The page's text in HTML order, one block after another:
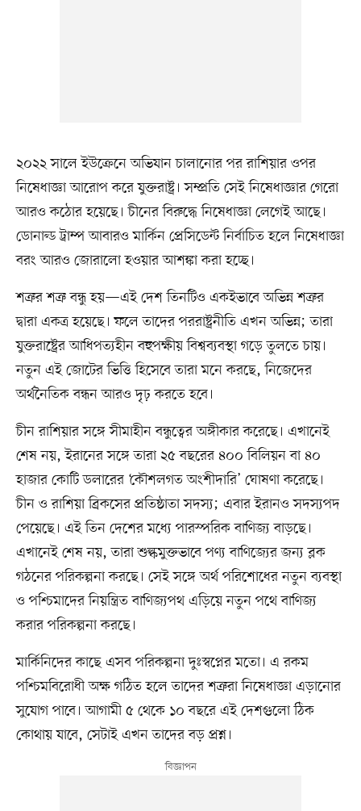
২০২২ সালে ইউক্রেনে অভিযান চালানোর পর রাশিয়ার ওপর
নিষেধাজ্ঞা আরোপ করে যুক্তরাষ্ট্র। সম্প্রতি সেই নিষেধাজ্ঞার গেরো
আরও কঠোর হয়েছে। চীনের বিরুদ্ধে নিষেধাজ্ঞা লেগেই আছে।
ডোনাল্ড ট্রাম্প আবারও মার্কিন প্রেসিডেন্ট নির্বাচিত হলে নিষেধাজ্ঞা
বরং আরও জোরালো হওয়ার আশঙ্কা করা হচ্ছে।
শত্রুর শত্রু বন্ধু হয়—এই দেশ তিনটিও একইভাবে অভিন্ন শত্রুর
দ্বারা একত্র হয়েছে। ফলে তাদের পররাষ্ট্রনীতি এখন অভিন্ন; তারা
যুক্তরাষ্ট্রের আধিপত্যহীন বহুপক্ষীয় বিশ্বব্যবস্থা গড়ে তুলতে চায়।
নতুন এই জোটের ভিত্তি হিসেবে তারা মনে করছে, নিজেদের
অর্থনৈতিক বন্ধন আরও দৃঢ় করতে হবে।
চীন রাশিয়ার সঙ্গে সীমাহীন বন্ধুত্বের অঙ্গীকার করেছে। এখানেই
শেষ নয়, ইরানের সঙ্গে তারা ২৫ বছরের ৪০০ বিলিয়ন বা ৪০
হাজার কোটি ডলারের ‘কৌশলগত অংশীদারি’ ঘোষণা করেছে।
চীন ও রাশিয়া ব্রিকসের প্রতিষ্ঠাতা সদস্য; এবার ইরানও সদস্যপদ
পেয়েছে। এই তিন দেশের মধ্যে পারস্পরিক বাণিজ্য বাড়ছে।
এখানেই শেষ নয়, তারা শুল্কমুক্তভাবে পণ্য বাণিজ্যের জন্য ব্লক
গঠনের পরিকল্পনা করছে। সেই সঙ্গে অর্থ পরিশোধের নতুন ব্যবস্থা
ও পশ্চিমাদের নিয়ন্ত্রিত বাণিজ্যপথ এড়িয়ে নতুন পথে বাণিজ্য
করার পরিকল্পনা করছে।
মার্কিনিদের কাছে এসব পরিকল্পনা দুঃস্বপ্নের মতো। এ রকম
পশ্চিমবিরোধী অক্ষ গঠিত হলে তাদের শত্রুরা নিষেধাজ্ঞা এড়ানোর
সুযোগ পাবে। আগামী ৫ থেকে ১০ বছরে এই দেশগুলো ঠিক
কোথায় যাবে, সেটাই এখন তাদের বড় প্রশ্ন।